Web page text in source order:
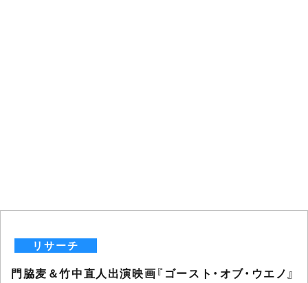
リサーチ
門脇麦＆竹中直人出演映画『ゴースト・オブ・ウエノ』